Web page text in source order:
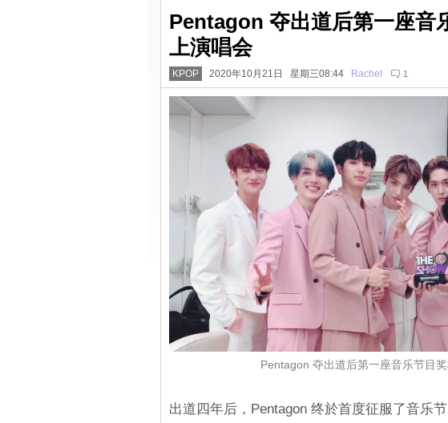
Pentagon 夺出道后第一座音
上演唱会
KPOP 2020年10月21日 星期三08:44 Rachel 1
Pentagon 夺出道后第一座音乐节目
出道四年后，Pentagon 终於首度征服了音乐